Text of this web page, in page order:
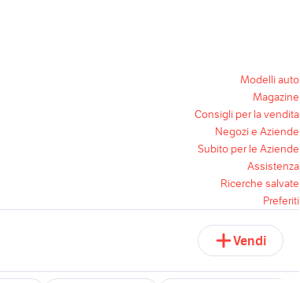
Modelli auto
Magazine
Consigli per la vendita
Negozi e Aziende
Subito per le Aziende
Assistenza
Ricerche salvate
Preferiti
Vendi